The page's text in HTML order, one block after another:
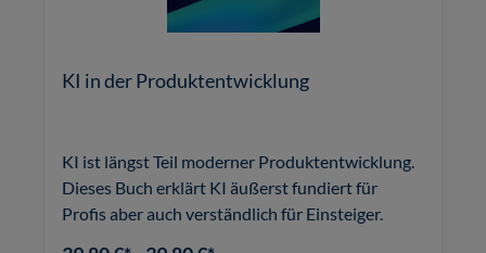
KI in der Produktentwicklung
KI ist längst Teil moderner Produktentwicklung.
Dieses Buch erklärt KI äußerst fundiert für
Profis aber auch verständlich für Einsteiger.